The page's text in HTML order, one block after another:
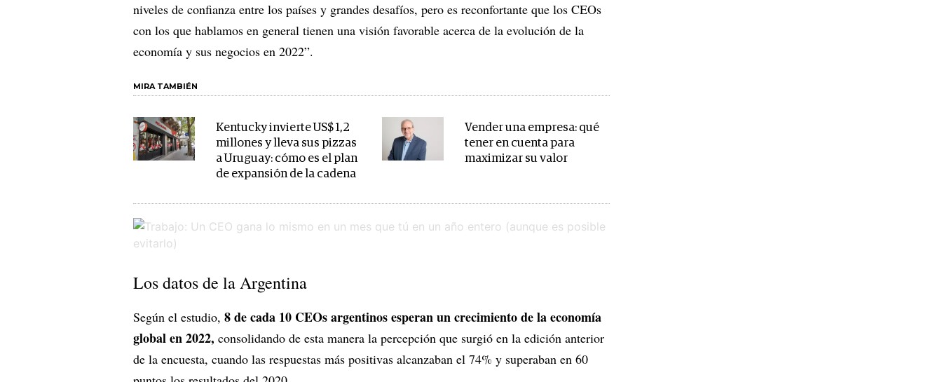
niveles de confianza entre los países y grandes desafíos, pero es reconfortante que los CEOs
con los que hablamos en general tienen una visión favorable acerca de la evolución de la
economía y sus negocios en 2022”.
MIRA TAMBIÉN
Kentucky invierte US$ 1,2
millones y lleva sus pizzas
a Uruguay: cómo es el plan
de expansión de la cadena
Vender una empresa: qué
tener en cuenta para
maximizar su valor
Los datos de la Argentina
Según el estudio, 8 de cada 10 CEOs argentinos esperan un crecimiento de la economía
global en 2022, consolidando de esta manera la percepción que surgió en la edición anterior
de la encuesta, cuando las respuestas más positivas alcanzaban el 74% y superaban en 60